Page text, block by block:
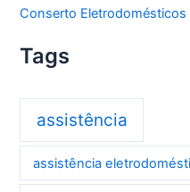
Conserto Eletrodomésticos
Tags
assistência
assistência